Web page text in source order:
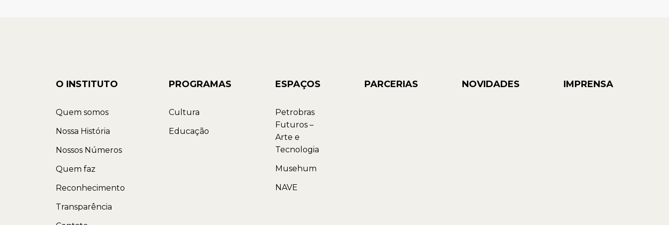
O INSTITUTO
Quem somos
Nossa História
Nossos Números
Quem faz
Reconhecimento
Transparência
PROGRAMAS
Cultura
Educação
ESPAÇOS
Petrobras
Futuros –
Arte e
Tecnologia
Musehum
NAVE
PARCERIAS NOVIDADES IMPRENSA